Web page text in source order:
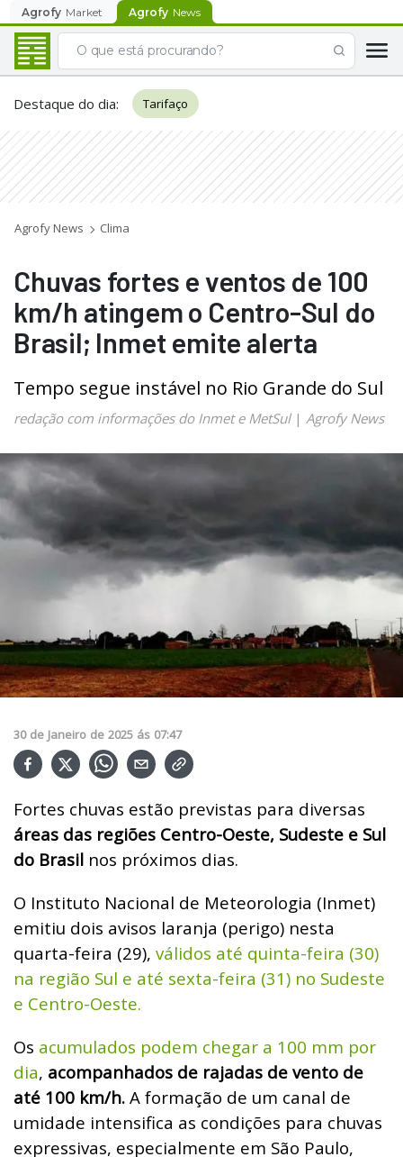
Agrofy Market Agrofy News
Destaque do dia: Tarifaço
Agrofy News Clima
Chuvas fortes e ventos de 100
km/h atingem o Centro-Sul do
Brasil; Inmet emite alerta
Tempo segue instável no Rio Grande do Sul
redação com informações do Inmet e MetSul| Agrofy News
30 de Janeiro de 2025 ás 07:47
Fortes chuvas estão previstas para diversas
áreas das regiões Centro-Oeste, Sudeste e Sul
do Brasil nos próximos dias.
O Instituto Nacional de Meteorologia (Inmet)
emitiu dois avisos laranja (perigo) nesta
quarta-feira (29), válidos até quinta-feira (30)
na região Sul e até sexta-feira (31) no Sudeste
e Centro-Oeste.
Os acumulados podem chegar a 100 mm por
dia, acompanhados de rajadas de vento de
até 100 km/h. A formação de um canal de
umidade intensifica as condições para chuvas
expressivas, especialmente em São Paulo,